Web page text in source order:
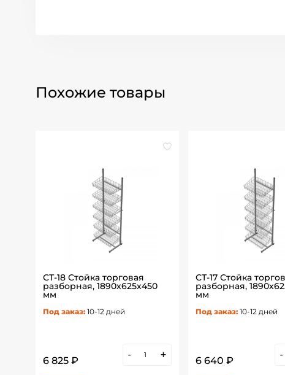
Похожие товары
СТ-18 Стойка торговая
разборная, 1890х625х450
мм
Под заказ: 10-12 дней
6 825 ₽
- +
СТ-17 Стойка
разборная,
мм
Под заказ: 10-12 дней
6 640 ₽
-